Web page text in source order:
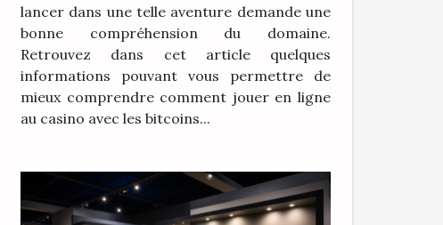
lancer dans une telle aventure demande une
bonne compréhension du domaine.
Retrouvez dans cet article quelques
informations pouvant vous permettre de
mieux comprendre comment jouer en ligne
au casino avec les bitcoins...